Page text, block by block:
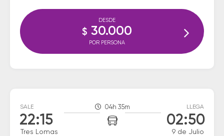
DESDE
$ 30.000
POR PERSONA
SALE
22:15
Tres Lomas
04h 35m LLEGA
02:50
9 de Julio